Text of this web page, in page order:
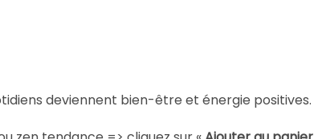
deviennent bien-être et énergie positives.